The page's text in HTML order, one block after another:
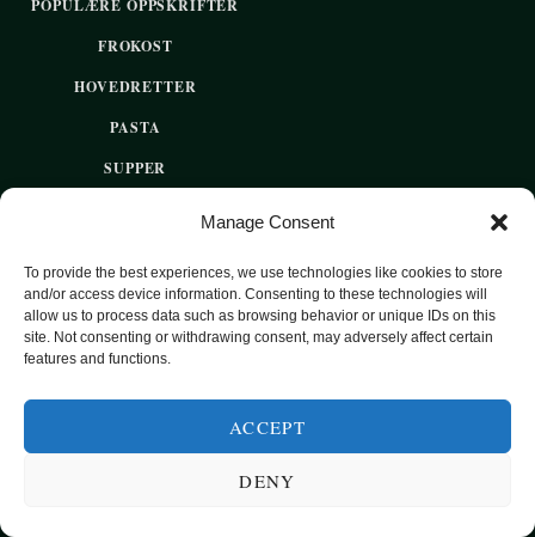
Manage Consent
To provide the best experiences, we use technologies like cookies to store
and/or access device information. Consenting to these technologies will
allow us to process data such as browsing behavior or unique IDs on this
site. Not consenting or withdrawing consent, may adversely affect certain
features and functions.
ACCEPT
DENY
POPULÆRE OPPSKRIFTER
FROKOST
HOVEDRETTER
PASTA
SUPPER
SUNN HVERDAGSMAT
BAKST
2020 OPPSKRIFTSPARADISET - SUNNE OPPSKRIFTER FOR
HVER DAG